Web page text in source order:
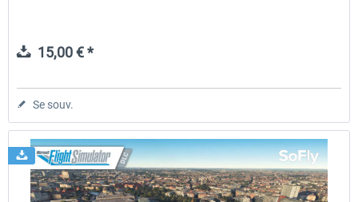
15,00 € *
Se souv.